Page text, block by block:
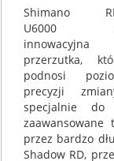
Shimano
U6000
innowacyjna
przerzutka,
podnosi
precyzji
specjalnie
zaawansowane
przez bardzo
Shadow RD,